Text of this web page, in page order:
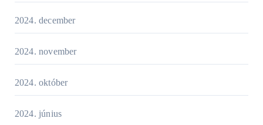
2024. december
2024. november
2024. október
2024. június